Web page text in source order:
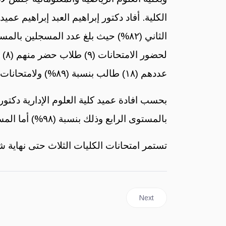
عددهم (١٨) طالب بنسبة (٨٩%) ولامتحانات المستوى الخامس جلس (٧) من المسجلين بالمستوى وعددهم (٨) طلاب بنسبة بلغت (٨٨%).
بالمستوى الرابع وذلك بنسبة (٩٨%) أما المستوى الثاني فقد جلس للامتحانات اليوم (١٠٧) طالب وطالبة من( ١٢١) بنسبة (٨٨.٤%).
تستمر امتحانات الكليات الثلاث حتى نهاية
Next article: First year
Next